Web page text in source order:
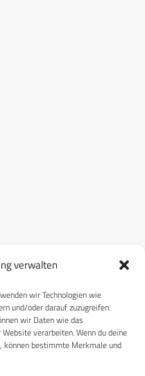
verwalten
wir Technologien wie
und/oder darauf zuzugreifen.
wir Daten wie das
verarbeiten. Wenn du deine
bestimmte Merkmale und